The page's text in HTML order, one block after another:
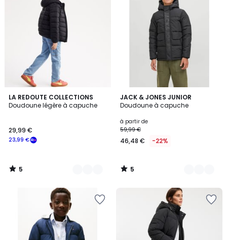
LA REDOUTE COLLECTIONS
Doudoune légère à capuche
23,99 €
29,99 €
5
/
2
Couleurs
5
/
JACK & JONES JUNIOR
Doudoune à capuche
à partir de
59,99 €
46,48 € -22%
5
/
3
Couleurs
5
/